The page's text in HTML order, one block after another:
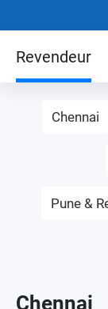
Revendeur
Chennai
Pune &
Chennai